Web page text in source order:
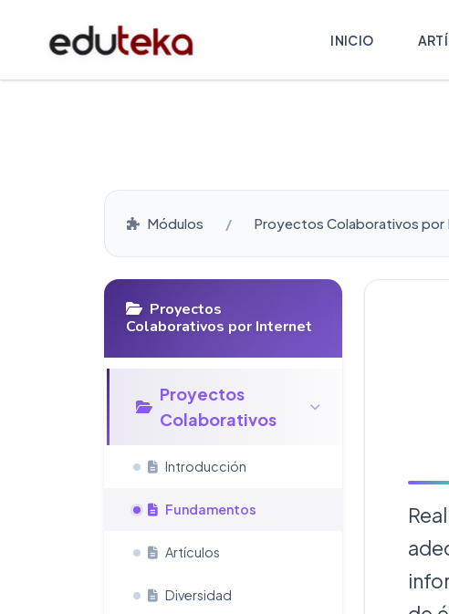
INICIO
Módulos Proyectos Colaborativos por
Proyectos
Colaborativos por Internet
Proyectos
Colaborativos
Introducción
Fundamentos
Artículos
Diversidad